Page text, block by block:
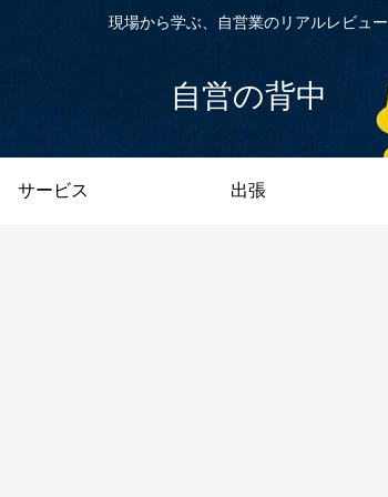
現場から学ぶ、自営業のリアルレビュー
自営の背中
サービス 出張